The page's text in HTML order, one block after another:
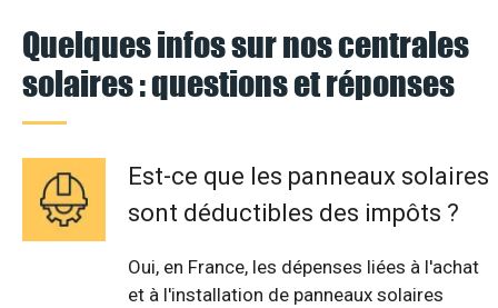
Quelques infos sur nos centrales
solaires : questions et réponses
Est-ce que les panneaux solaires
sont déductibles des impôts ?
Oui, en France, les dépenses liées à l'achat
et à l'installation de panneaux solaires